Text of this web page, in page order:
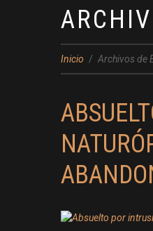
Inicio Archivos de